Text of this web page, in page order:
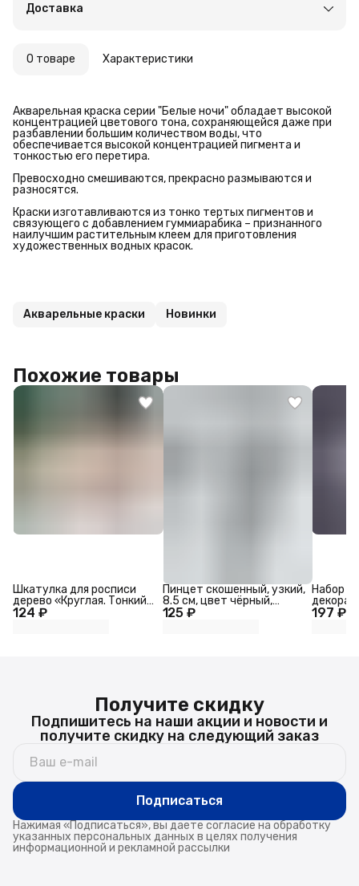
Удобный возврат
Доставка
О товаре Характеристики
Акварельная краска серии "Белые ночи" обладает высокой
концентрацией цветового тона, сохраняющейся даже при
разбавлении большим количеством воды, что
обеспечивается высокой концентрацией пигмента и
тонкостью его перетира.
Превосходно смешиваются, прекрасно размываются и
разносятся.
Краски изготавливаются из тонко тертых пигментов и
связующего с добавлением гуммиарабика – признанного
наилучшим растительным клеем для приготовления
художественных водных красок.
Акварельные краски Новинки
Похожие товары
124 ₽
Шкатулка для росписи
дерево «Круглая. Тонкий
лист», для творчества,
125 ₽
Пинцет скошенный, узкий,
8.5 см, цвет чёрный,
золотистый
197 ₽
Набор
декора,
Получите скидку
Подпишитесь на наши акции и новости и
получите скидку на следующий заказ
Подписаться
Нажимая «Подписаться», вы даете согласие на обработку
указанных персональных данных в целях получения
информационной и рекламной рассылки